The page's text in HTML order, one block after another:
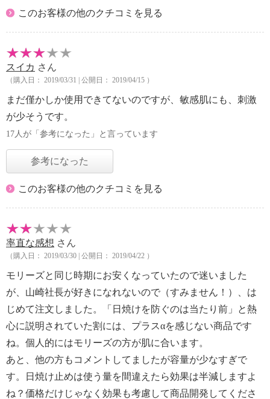
このお客様の他のクチコミを見る
スイカ さん
（購入日： 2019/03/31 | 公開日： 2019/04/15 ）
まだ僅かしか使用できてないのですが、敏感肌にも、刺激
が少そうです。
17人が「参考になった」と言っています
参考になった
このお客様の他のクチコミを見る
率直な感想 さん
（購入日： 2019/03/30 | 公開日： 2019/04/22 ）
モリーズと同じ時期にお安くなっていたので迷いました
が、山崎社長が好きになれないので（すみません！）、は
じめて注文しました。「日焼けを防ぐのは当たり前」と熱
心に説明されていた割には、プラスαを感じない商品です
ね。個人的にはモリーズの方が肌に合います。
あと、他の方もコメントしてましたが容量が少なすぎで
す。日焼け止めは使う量を間違えたら効果は半減しますよ
ね？価格だけじゃなく効果も考慮して商品開発してくださ